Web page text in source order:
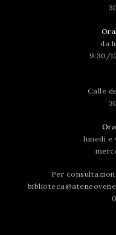
da
9:30/
Calle
lunedì e
Per